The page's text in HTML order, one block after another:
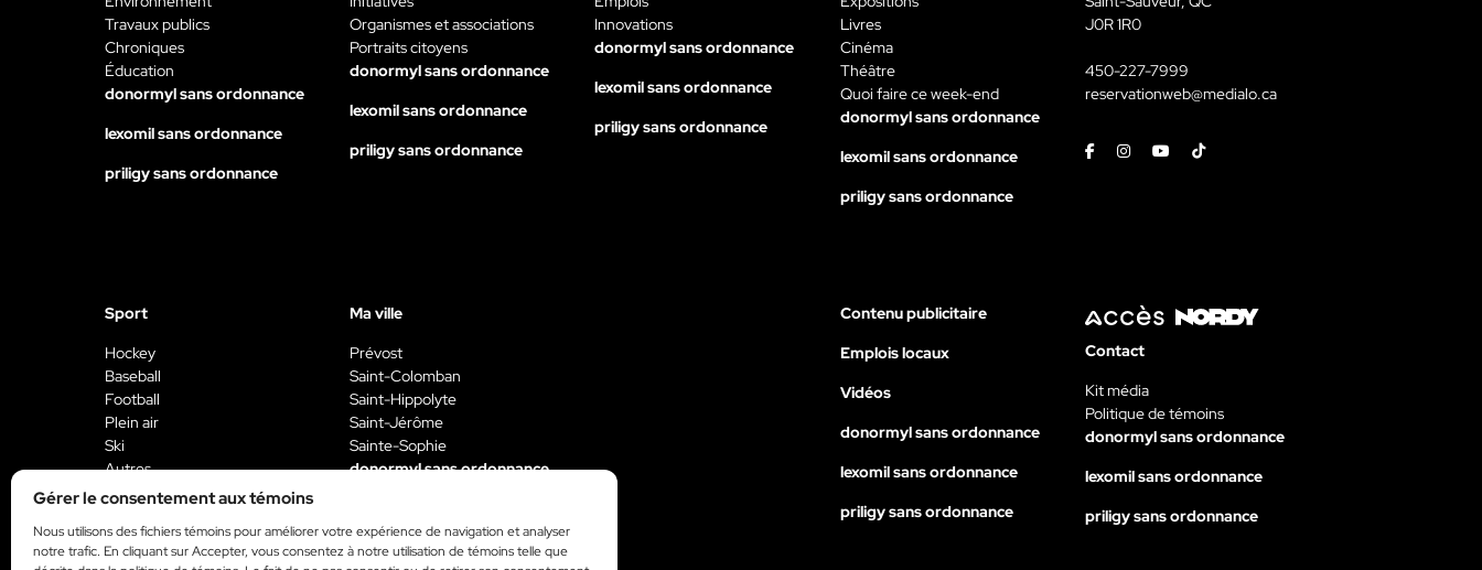
Gérer le consentement aux témoins
Nous utilisons des fichiers témoins pour améliorer votre expérience de navigation et analyser
notre trafic. En cliquant sur Accepter, vous consentez à notre utilisation de témoins telle que
Travaux publics
Chroniques
Éducation
donormyl sans ordonnance
lexomil sans ordonnance
priligy sans ordonnance
Organismes et associations
Portraits citoyens
donormyl sans ordonnance
lexomil sans ordonnance
priligy sans ordonnance
Innovations
donormyl sans ordonnance
lexomil sans ordonnance
priligy sans ordonnance
Livres
Cinéma
Théâtre
Quoi faire ce week-end
donormyl sans ordonnance
lexomil sans ordonnance
priligy sans ordonnance
J0R 1R0
450-227-7999
reservationweb@medialo.ca
FacebookInstagramYoutubeTiktok
Sport
Hockey
Baseball
Football
Plein air
Ski
Autres
donormyl sans ordonnance
lexomil sans ordonnance
Ma ville
Prévost
Saint-Colomban
Saint-Hippolyte
Saint-Jérôme
Sainte-Sophie
donormyl sans ordonnance
priligy sans ordonnance
Contenu publicitaire
Emplois locaux
Vidéos
donormyl sans ordonnance
lexomil sans ordonnance
priligy sans ordonnance
Contact
Kit média
Politique de témoins
donormyl sans ordonnance
lexomil sans ordonnance
priligy sans ordonnance